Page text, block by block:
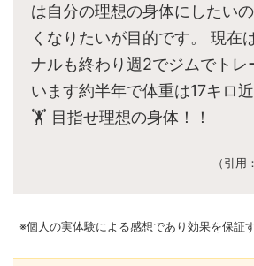
は自分の理想の身体にしたい
くなりたいが目的です。 現在
ナルも終わり週2でジムでトレ
います約半年で体重は17キロ
🏋️ 目指せ理想の身体！！
（引用：
※個人の実体験による感想であり効果を保証